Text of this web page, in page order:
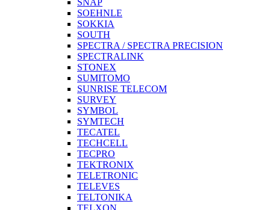
SOEHNLE
SOKKIA
SOUTH
SPECTRA / SPECTRA PRECISION
SPECTRALINK
STONEX
SUMITOMO
SUNRISE TELECOM
SURVEY
SYMBOL
SYMTECH
TECATEL
TECHCELL
TECPRO
TEKTRONIX
TELETRONIC
TELEVES
TELTONIKA
TELXON